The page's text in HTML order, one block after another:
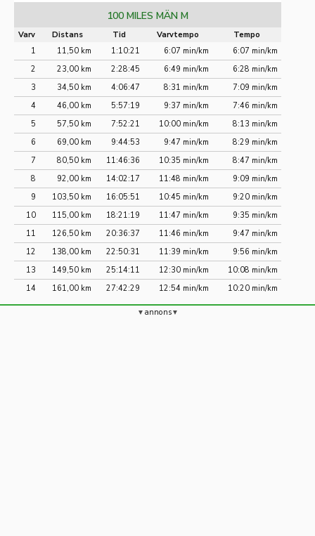
100 MILES MÄN M
Varv Distans Tid Varvtempo
Tempo
1
11,50 km 1:10:21 6:07 min/km
6:07 min/km
2
23,00 km 2:28:45 6:49 min/km
6:28 min/km
3
34,50 km 4:06:47 8:31 min/km
7:09 min/km
4
46,00 km 5:57:19 9:37 min/km
7:46 min/km
5
57,50 km 7:52:21 10:00 min/km
8:13 min/km
6
69,00 km 9:44:53 9:47 min/km
8:29 min/km
7
80,50 km 11:46:36 10:35 min/km
8:47 min/km
8
92,00 km 14:02:17 11:48 min/km
9:09 min/km
9
103,50 km 16:05:51 10:45 min/km
9:20 min/km
10
115,00 km 18:21:19 11:47 min/km
9:35 min/km
11
126,50 km 20:36:37 11:46 min/km
9:47 min/km
12
138,00 km 22:50:31 11:39 min/km
9:56 min/km
13
149,50 km 25:14:11 12:30 min/km
10:08 min/km
14
161,00 km 27:42:29 12:54 min/km 10:20 min/km
annons